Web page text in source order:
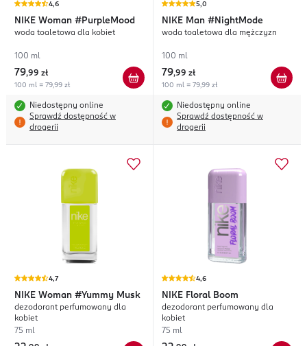
4,6
NIKE Woman #PurpleMood
woda toaletowa dla kobiet
100 ml
79,99 zł
100 ml = 79,99 zł
Niedostępny online
Sprawdź dostępność w
drogerii
5,0
NIKE Man #NightMode
woda toaletowa dla mężczyzn
100 ml
79,99 zł
100 ml = 79,99 zł
Niedostępny online
Sprawdź dostępność w
drogerii
4,7
NIKE Woman #Yummy Musk
dezodorant perfumowany dla
kobiet
75 ml
4,6
NIKE Floral Boom
dezodorant perfumowany dla
kobiet
75 ml